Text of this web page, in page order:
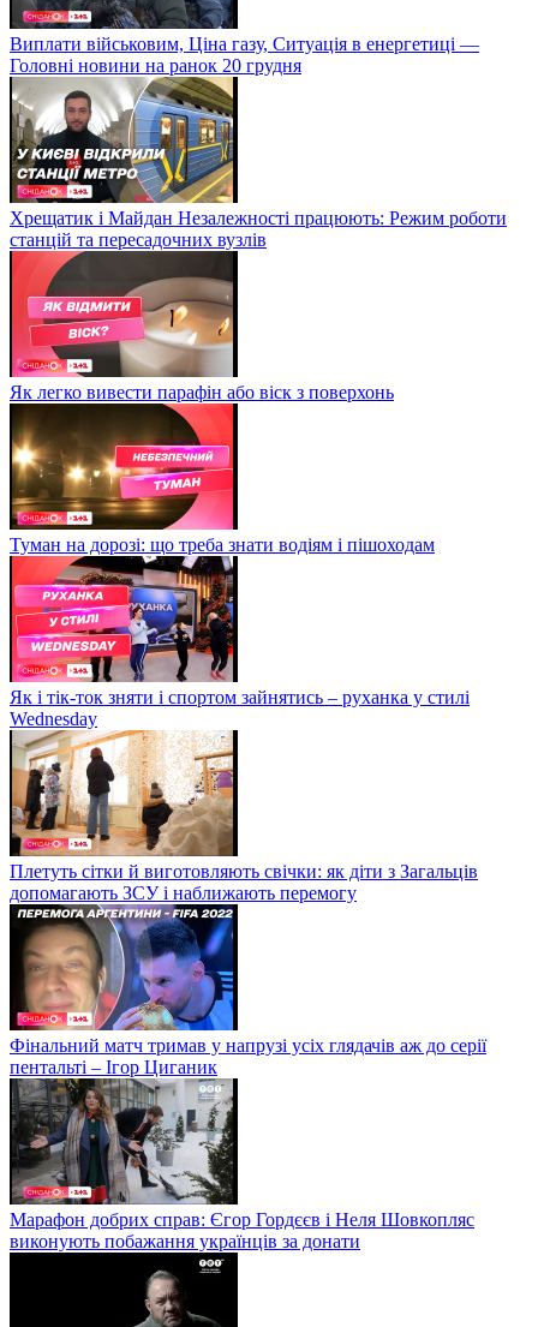
Виплати військовим, Ціна газу, Ситуація в енергетиці —
Головні новини на ранок 20 грудня
Хрещатик і Майдан Незалежності працюють: Режим роботи
станцій та пересадочних вузлів
Як легко вивести парафін або віск з поверхонь
Туман на дорозі: що треба знати водіям і пішоходам
Як і тік-ток зняти і спортом зайнятись – руханка у стилі
Wednesday
Плетуть сітки й виготовляють свічки: як діти з Загальців
допомагають ЗСУ і наближають перемогу
Фінальний матч тримав у напрузі усіх глядачів аж до серії
пентальті – Ігор Циганик
Марафон добрих справ: Єгор Гордєєв і Неля Шовкопляс
виконують побажання українців за донати